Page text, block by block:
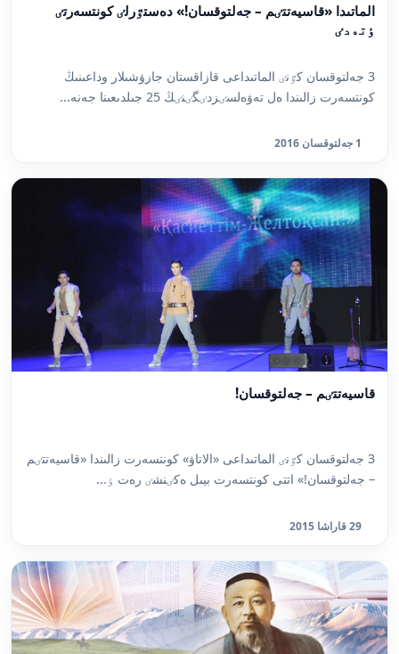
الماتىدا «قاسيەتتٸم – جەلتوقسان!» دەستٷرلٸ كونتسەرتٸ
ٶتەدٸ
3 جەلتوقسان كٷنٸ الماتىداعى قازاقستان جازۋشىلار وداعىنىڭ
كونتسەرت زالىندا ەل تەۋەلسٸزدٸگٸنٸڭ 25 جىلدىعىنا جەنە...
1 جەلتوقسان 2016
قاسيەتتٸم – جەلتوقسان!
3 جەلتوقسان كٷنٸ الماتىداعى «الاتاۋ» كونتسەرت زالىندا «قاسيەتتٸم
– جەلتوقسان!» اتتى كونتسەرت بيىل ەكٸنشٸ رەت ٶ...
29 قاراشا 2015